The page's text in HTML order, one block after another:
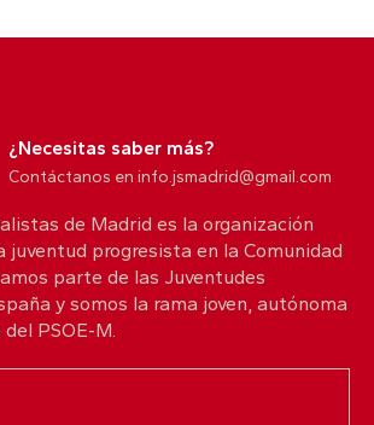
si es esta su solución al problema
Socialistas de Madrid
@jsmadrid
JSM
nos protege. Con quienes lo han
¿Necesitas saber más?
Contáctanos en info.jsmadrid@gmail.com
de Madrid es la organización
juventud progresista en la Comunidad
parte de las Juventudes
y somos la rama joven, autónoma
PSOE-M.